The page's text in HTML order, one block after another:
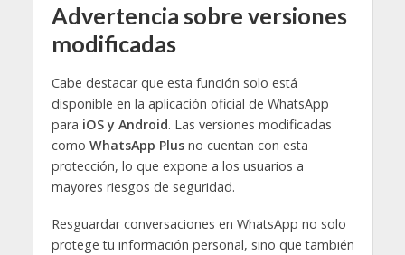
Advertencia sobre versiones
modificadas
Cabe destacar que esta función solo está
disponible en la aplicación oficial de WhatsApp
para iOS y Android. Las versiones modificadas
como WhatsApp Plusno cuentan con esta
protección, lo que expone a los usuarios a
mayores riesgos de seguridad.
Resguardar conversaciones en WhatsApp no solo
protege tu información personal, sino que también